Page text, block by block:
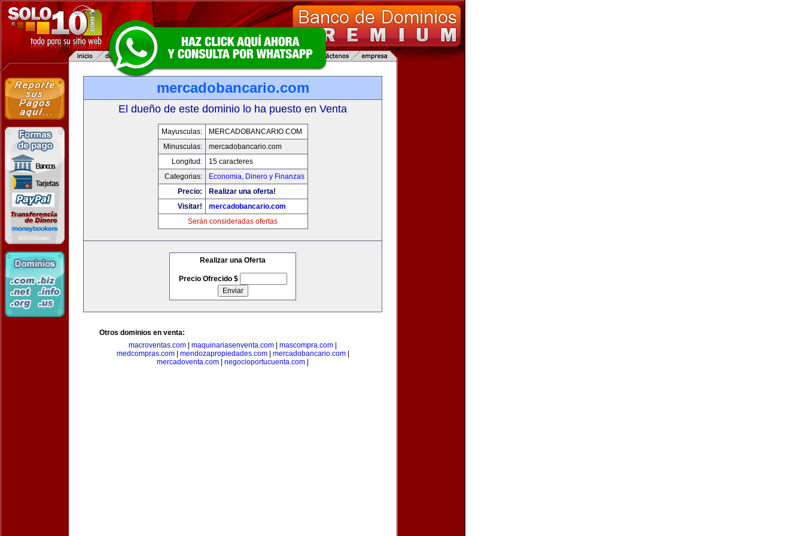
mercadobancario.com
El dueño de este dominio lo ha puesto en Venta
Mayusculas:
MERCADOBANCARIO.COM
Minusculas:
mercadobancario.com
Longitud:
15 caracteres
Categorias:
Economia, Dinero y Finanzas
Precio:
Realizar una oferta!
Visitar!
mercadobancario.com
Serán consideradas ofertas
Realizar una Oferta
Precio Ofrecido $
Otros dominios en venta:
macroventas.com
maquinariasenventa.com mascompra.com
medcompras.com| mendozapropiedades.com| mercadobancario.com|
mercadoventa.com
negocioportucuenta.com